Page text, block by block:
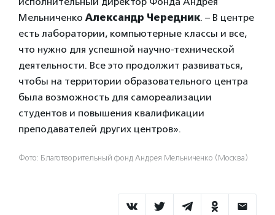
Мельниченко Александр Чередник. – В центре
есть лаборатории, компьютерные классы и все,
что нужно для успешной научно-технической
деятельности. Все это продолжит развиваться,
чтобы на территории образовательного центра
была возможность для самореализации
студентов и повышения квалификации
преподавателей других центров».
Фото: Благотворительный фонд Андрея Мельниченко (Москва)